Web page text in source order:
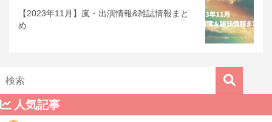
【2023年11月】嵐・出演情報&雑誌情報まと
め
人気記事